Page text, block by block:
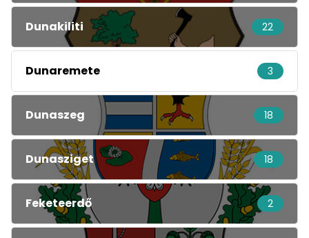
Dunakiliti 22
Dunaremete 3
Dunaszeg 18
Dunasziget 18
Feketeerdő 2